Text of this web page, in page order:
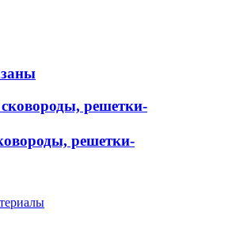
решетки-